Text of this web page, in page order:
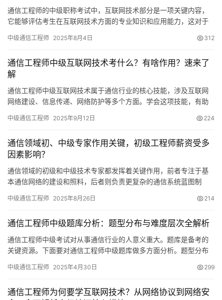
通信工程师的中级职称考试中，互联网技术部分是一项关键内容，
它能够评估考生在互联网技术方面的专业知识和应用能力，这对于
中级通信工程师 2025年8月4日 312
通信工程师中级互联网技术考什么？有啥作用？速来了
解
通信工程师中级互联网技术属于通信行业的核心技能，涉及互联网
网络建设、信息传递、网络防护等多个方面。学会这项技能，有助
中级通信工程师 2025年9月12日 224
通信领域初、中级专家作用关键，初级工程师薪资受多
因素影响？
通信领域的初级和中级技术专家都发挥着关键作用，前者专注于基
本通信网络的建设和照料，后者则负责更复杂的通信系统蓝图制
畅无阻。
中级通信工程师 2025年8月26日 214
通信工程师中级题库分析：题型分布与难度层次全解析
通信工程师中级考试对从事通信行业的人意义重大。题库是备考的
关键资源。下面要对通信工程师中级题库做多方面分析。题型分布
中级通信工程师 2025年4月30日 299
通信工程师为何要学互联网技术？从网络协议到网络安